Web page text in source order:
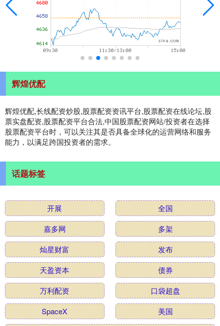
辉煌优配
辉煌优配,长线配资炒股,股票配资资讯平台,股票配资在线论坛,股
票实盘配资,股票配资平台合法,中国股票配资网站/投资者在选择
股票配资平台时，可以关注其是否具备全球化的运营网络和服务
能力，以满足跨国投资者的需求。
话题标签
开展
全国
嘉多网
多架
灿星财富
发布
天盈资本
债券
万利配资
口袋超盘
SpaceX
美国